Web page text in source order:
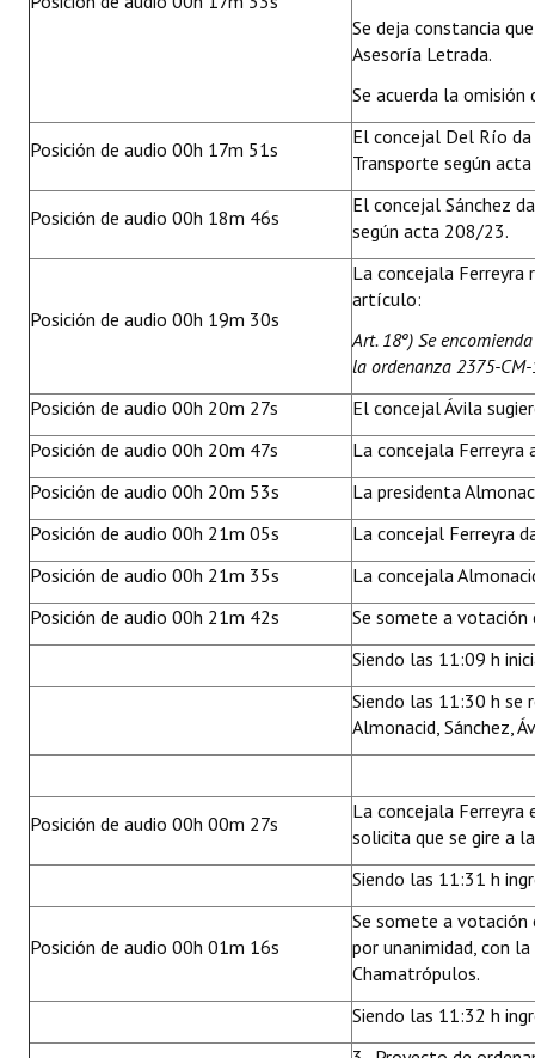
Se deja constancia
Asesoría Letrada.
Se acuerda la omisión
Posición de audio 00h 17m 51s
El concejal Del Río
Transporte según
Posición de audio 00h 18m 46s
El concejal Sánchez
según acta 208/23.
Posición de audio 00h 19m 30s
La concejala Ferreyra
artículo:
Art. 18º) Se
la ordenanza 2375-
Posición de audio 00h 20m 27s
El concejal Ávila
Posición de audio 00h 20m 47s
La concejala
Posición de audio 00h 20m 53s
La presidenta
Posición de audio 00h 21m 05s
La concejal Ferreyra
Posición de audio 00h 21m 35s
La concejala
Posición de audio 00h 21m 42s
Se somete a votación
Siendo las 11:09 h
Siendo las 11:30 h se
Almonacid, Sánchez,
Posición de audio 00h 00m 27s
La concejala
solicita que se gire a
Siendo las 11:31 h
Posición de audio 00h 01m 16s
Se somete a
por unanimidad, con
Chamatrópulos.
Siendo las 11:32 h